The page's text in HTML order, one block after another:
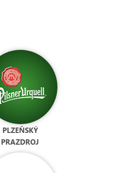
PLZEŇSKÝ
PRAZDROJ